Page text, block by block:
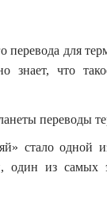
перевода для
знает, что
стало одной
один из